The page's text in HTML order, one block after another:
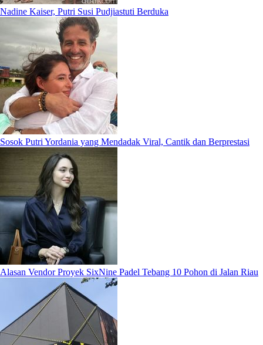
Nadine Kaiser, Putri Susi Pudjiastuti Berduka
Sosok Putri Yordania yang Mendadak Viral, Cantik dan Berprestasi
Alasan Vendor Proyek SixNine Padel Tebang 10 Pohon di Jalan Riau